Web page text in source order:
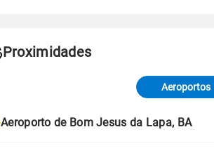
de Tempo e Estudos Climáticos
Proximidades
Aeroportos
Aeroporto de Bom Jesus da Lapa, BA